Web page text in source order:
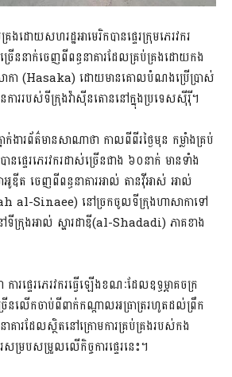
ងដោយសហរដ្ឋអាមេរិកបានផ្ទេរក្រុមភេរវករ
ននាក់ចេញពីពន្ធនាគារដែលគ្រប់គ្រងដោយកង
ាកា (Hasaka) ដោយមានគោលបំណងប្រើប្រាស់
នការរបស់ទីក្រុងវ៉ាស៊ីនតោននៅក្នុងប្រទេសស៊ីរ៉ី។
ងារព័ត៌មានសាណាថា កាលពីពីរថ្ងៃមុន កម្លាំងគ្រប់
ផ្ទេរភេរវករដាស់ច្រើនជាង ៦០នាក់ មានទាំង
អូឌីត ចេញពីពន្ធនាគារអាល់ តានវ៉ីអាស់ អាល់
Sinaee) នៅច្រកចូលទីក្រុងហាសាកាទៅ
ទីក្រុងអាល់ ស្ហារដាឌី(al-Shadadi) ភាគខាង
រផ្ទេរភេរវករធ្វើឡើងខណៈដែលឧទ្ធម្ភាគចក្រ
ើនលើកចាប់ពីពាក់កណ្តាលអធ្រាត្ររហូតដល់ព្រឹក
គារដែលស្ថិតនៅក្រោមការគ្រប់គ្រងរបស់កង
ម្របសម្រួលលើកិច្ចការផ្ទេរនេះ។